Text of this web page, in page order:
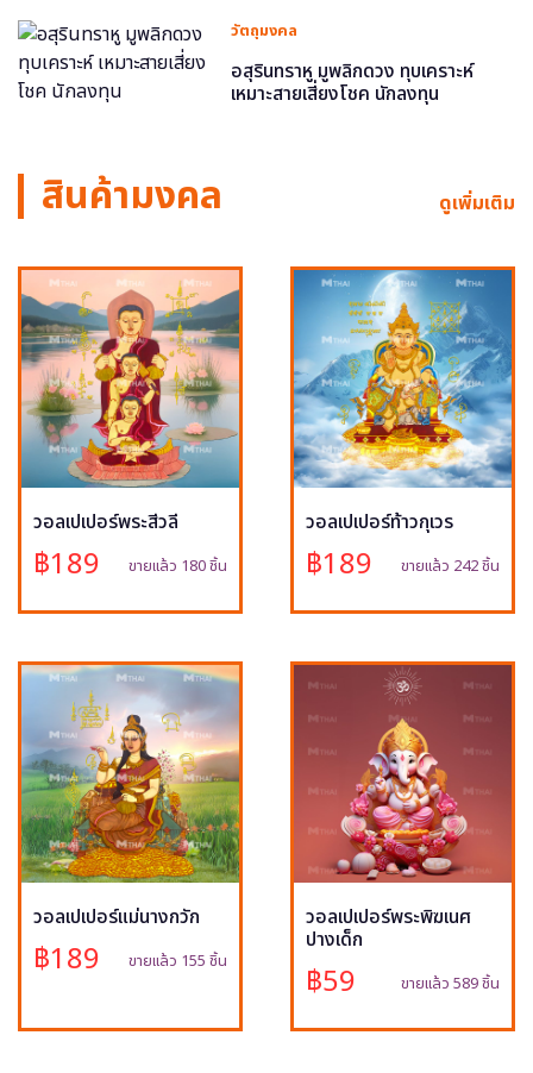
วัตถุมงคล
อสุรินทราหู มูพลิกดวง ทุบเคราะห์
เหมาะสายเสี่ยงโชค นักลงทุน
สินค้ามงคล ดูเพิ่มเติม
วอลเปเปอร์พระสีวลี
฿189 ขายแล้ว 180 ชิ้น
วอลเปเปอร์ท้าวกุเวร
฿189 ขายแล้ว 242 ชิ้น
วอลเปเปอร์แม่นางกวัก
฿189 ขายแล้ว 155 ชิ้น
วอลเปเปอร์พระพิฆเนศ
ปางเด็ก
฿59 ขายแล้ว 589 ชิ้น